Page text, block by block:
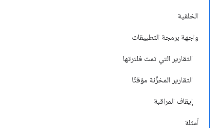
الخلفية
واجهة برمجة التطبيقات
التقارير التي تمت فلترتها
التقارير المخزَّنة مؤقتًا
إيقاف المراقبة
أمثلة